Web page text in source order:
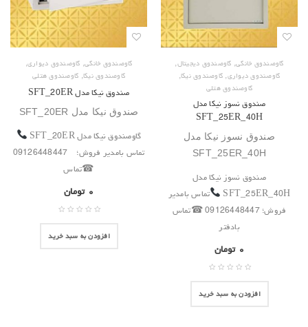
گاوصندوق خانگی, گاوصندوق دیجیتال,
گاوصندوق دیواری, گاوصندوق نیکا,
گاوصندوق هتلی
صندوق نسوز نیکا مدل
SFT_25ER_40H
صندوق نسوز نیکا مدل
SFT_25ER_40H
صندوق نسوز نیکا مدل
SFT_25ER_40H
تماس بامدیر
فروش؛ 09126448447 ☎تماس
بادفتر
۰ تومان
افزودن به سبد خرید
گاوصندوق خانگی, گاوصندوق دیواری,
گاوصندوق نیکا, گاوصندوق هتلی
صندوق نیکا مدل SFT_20ER
صندوق نیکا مدل SFT_20ER
گاوصندوق نیکا مدل SFT_20ER
تماس بامدیر فروش؛ 09126448447
☎تماس
۰ تومان
افزودن به سبد خرید